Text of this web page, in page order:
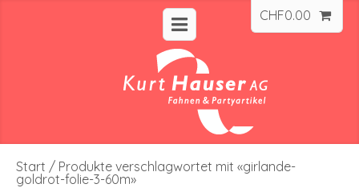
CHF0.00
Start / Produkte verschlagwortet mit «girlande-
goldrot-folie-3-60m»